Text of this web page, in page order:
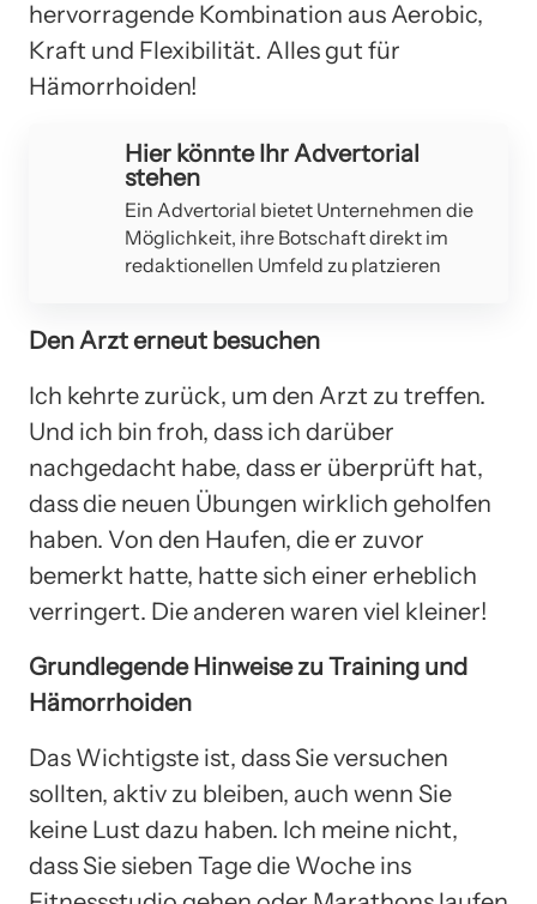
hervorragende Kombination aus Aerobic,
Kraft und Flexibilität. Alles gut für
Hämorrhoiden!
Hier könnte Ihr Advertorial
stehen
Ein Advertorial bietet Unternehmen die
Möglichkeit, ihre Botschaft direkt im
redaktionellen Umfeld zu platzieren
Den Arzt erneut besuchen
Ich kehrte zurück, um den Arzt zu treffen.
Und ich bin froh, dass ich darüber
nachgedacht habe, dass er überprüft hat,
dass die neuen Übungen wirklich geholfen
haben. Von den Haufen, die er zuvor
bemerkt hatte, hatte sich einer erheblich
verringert. Die anderen waren viel kleiner!
Grundlegende Hinweise zu Training und
Hämorrhoiden
Das Wichtigste ist, dass Sie versuchen
sollten, aktiv zu bleiben, auch wenn Sie
keine Lust dazu haben. Ich meine nicht,
dass Sie sieben Tage die Woche ins